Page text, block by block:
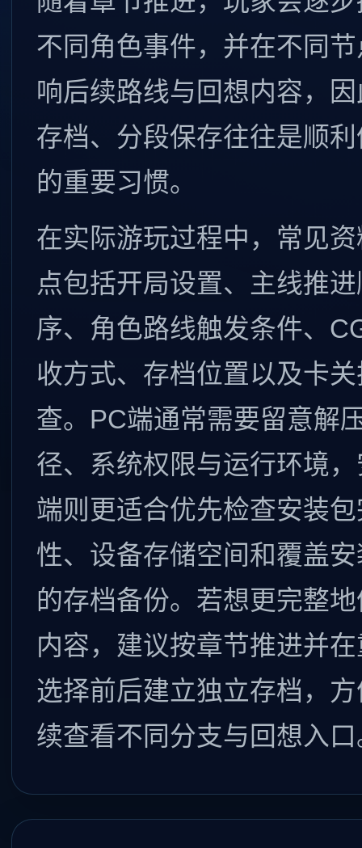
不同角色事件，并在不同
响后续路线与回想内容，
存档、分段保存往往是顺
的重要习惯。
在实际游玩过程中，常见
点包括开局设置、主线推
序、角色路线触发条件、
收方式、存档位置以及卡
查。PC端通常需要留意解
径、系统权限与运行环境
端则更适合优先检查安装
性、设备存储空间和覆盖
的存档备份。若想更完整
内容，建议按章节推进并
选择前后建立独立存档，
续查看不同分支与回想入